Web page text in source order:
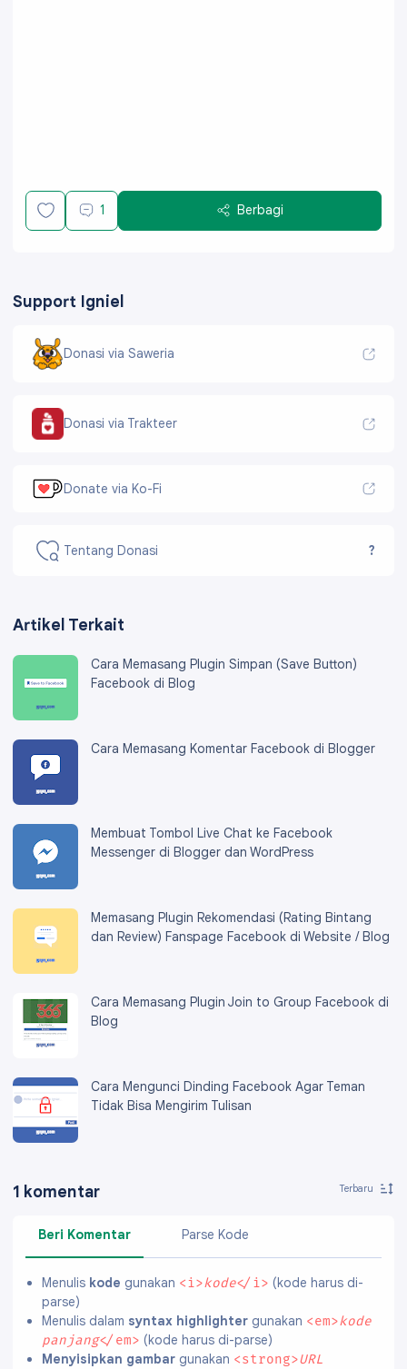
1 Berbagi
Support Igniel
Donasi via Saweria
Donasi via Trakteer
Donate via Ko-Fi
Tentang Donasi ?
Artikel Terkait
Cara Memasang Plugin Simpan (Save Button)
Facebook di Blog
Cara Memasang Komentar Facebook di Blogger
Membuat Tombol Live Chat ke Facebook
Messenger di Blogger dan WordPress
Memasang Plugin Rekomendasi (Rating Bintang
dan Review) Fanspage Facebook di Website / Blog
Cara Memasang Plugin Join to Group Facebook di
Blog
Cara Mengunci Dinding Facebook Agar Teman
Tidak Bisa Mengirim Tulisan
1 komentar
Beri Komentar Parse Kode
Menulis kode gunakan <i>kode</i> (kode harus di-
parse)
Menulis dalam syntax highlightergunakan <em>kode
panjang</em> (kode harus di-parse)
Menyisipkan gambargunakan <strong>URL